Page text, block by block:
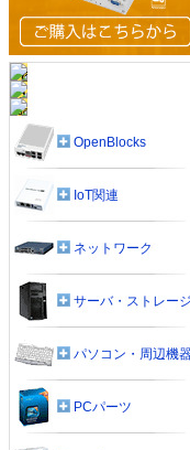
OpenBlocks
IoT関連
ネットワーク
サーバ・ストレージ
パソコン・周辺機
PCパーツ